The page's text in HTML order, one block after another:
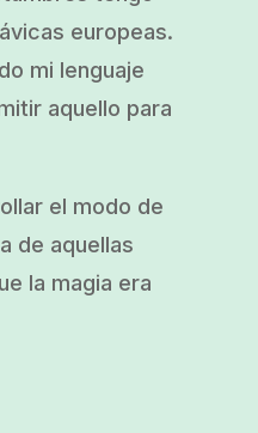
europeas.
mi lenguaje
aquello para
el modo de
de aquellas
la magia era